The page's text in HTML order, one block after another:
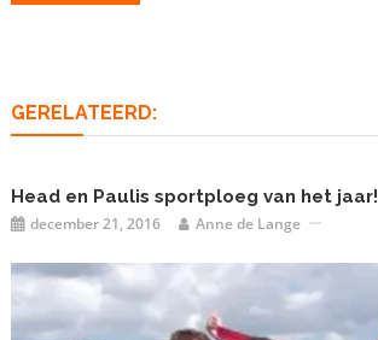
GERELATEERD:
Head en Paulis sportploeg van het jaar!
december 21, 2016 Anne de Lange